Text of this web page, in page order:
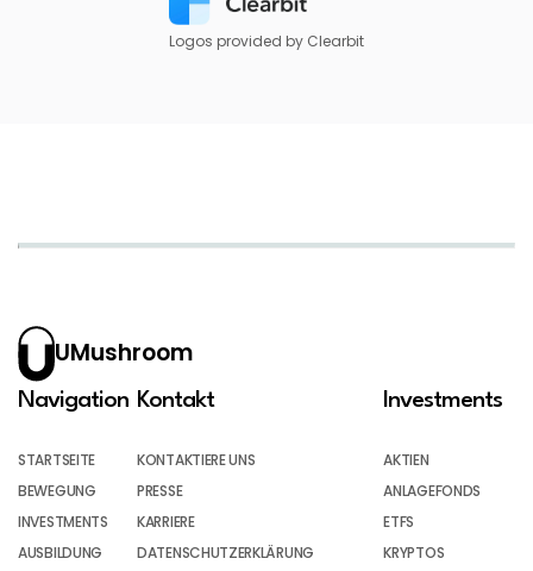
Logos provided by Clearbit
UMushroom
Navigation
STARTSEITE
BEWEGUNG
INVESTMENTS
AUSBILDUNG
Kontakt
KONTAKTIERE UNS
PRESSE
KARRIERE
DATENSCHUTZERKLÄRUNG
Investments
AKTIEN
ANLAGEFONDS
ETFS
KRYPTOS